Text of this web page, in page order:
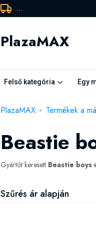
...
PlazaMAX
Felső kategória Egy
PlazaMAX Termékek a
Beastie
Gyártót keresett Beastie boys
Szűrés ár alapján